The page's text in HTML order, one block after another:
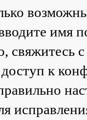
имя
свяжитесь
к